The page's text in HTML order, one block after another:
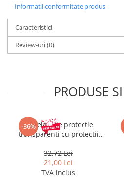
Tricouri polo
Veste de lucru
Informatii conformitate produs
Caracteristici
Review-uri(0)
PRODUSE
-36%
Ochelari de protectie
transparenti cu protectii
32,72 Lei
21,00 Lei
TVA inclus